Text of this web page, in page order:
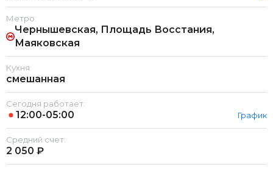
Метро:
Чернышевская, Площадь Восстания,
Маяковская
Кухня:
смешанная
Сегодня работает:
12:00-05:00 График
Средний счет:
2 050 ₽